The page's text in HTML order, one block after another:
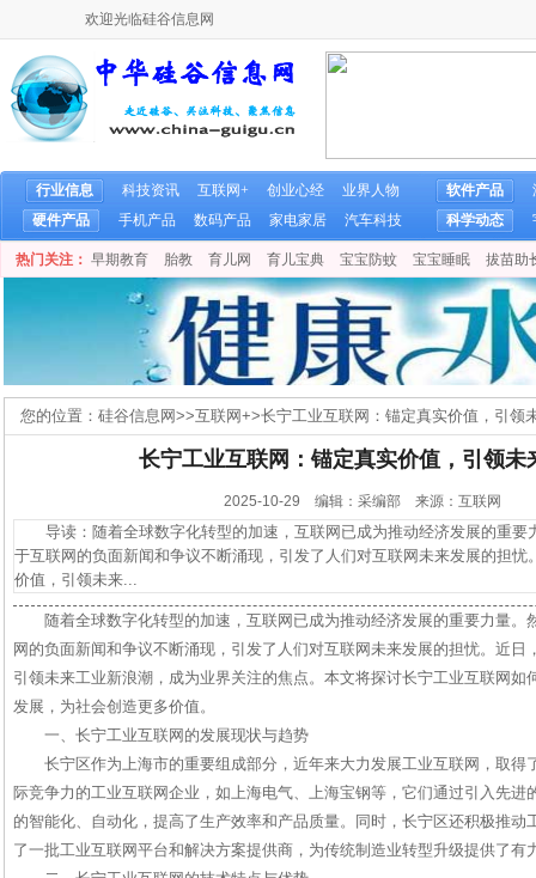
欢迎光临硅谷信息网
行业信息 科技资讯 互联网+ 创业心经
业界人物
硬件产品
手机产品 数码产品 家电家居 汽车科技
软件产品
科学动态
热门关注： 早期教育 胎教 育儿网 育儿宝典 宝宝防蚊 宝宝睡眠 拔苗助
您的位置： 硅谷信息网>>互联网+>长宁工业互联网：锚定真实价值，引领
长宁工业互联网：锚定真实价值，引领未
2025-10-29 编辑：采编部 来源：互联网
导读：随着全球数字化转型的加速，互联网已成为推动经济发展的重要
于互联网的负面新闻和争议不断涌现，引发了人们对互联网未来发展的担
价值，引领未来...
随着全球数字化转型的加速，互联网已成为推动经济发展的重要力量。
网的负面新闻和争议不断涌现，引发了人们对互联网未来发展的担忧。近日
引领未来工业新浪潮，成为业界关注的焦点。本文将探讨长宁工业互联网如
发展，为社会创造更多价值。
一、长宁工业互联网的发展现状与趋势
长宁区作为上海市的重要组成部分，近年来大力发展工业互联网，取得
际竞争力的工业互联网企业，如上海电气、上海宝钢等，它们通过引入先进
的智能化、自动化，提高了生产效率和产品质量。同时，长宁区还积极推动
了一批工业互联网平台和解决方案提供商，为传统制造业转型升级提供了有